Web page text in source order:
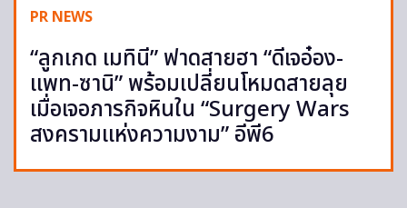
PR NEWS
“ลูกเกด เมทินี” ฟาดสายฮา “ดีเจอ๋อง-
แพท-ซานิ” พร้อมเปลี่ยนโหมดสายลุย
เมื่อเจอภารกิจหินใน “Surgery Wars
สงครามแห่งความงาม” อีพี6